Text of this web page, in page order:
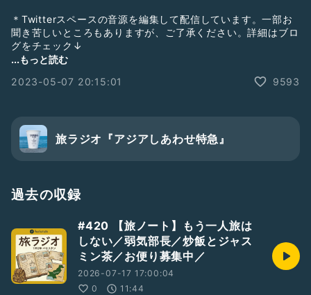
＊Twitterスペースの音源を編集して配信しています。一部お
聞き苦しいところもありますが、ご了承ください。詳細はブロ
グをチェック↓
https://shiawase2017.com/archives/33331044.html
◇クラファン
◇おすすめラヂオ
・旅の鳴る木
https://note.com/tabino_naruki/
・エンジェルフライト （国際霊柩送還士）
https://amzn.to/3ZZienc
◇おすすめ本
・電車は止まらない
https://amzn.to/3g0VmDa
↑電車の屋根の上
...もっと読む
2023-05-07 20:15:01
9593
旅ラジオ『アジアしあわせ特急』
過去の収録
#420 【旅ノート】もう一人旅は
しない／弱気部長／炒飯とジャス
ミン茶／お便り募集中／
2026-07-17 17:00:04
0
11:44